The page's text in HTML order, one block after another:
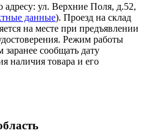
адресу: ул. Верхние Поля, д.52,
данные). Проезд на склад
на месте при предъявлении
Режим работы
сообщать дату
наличия товара и его